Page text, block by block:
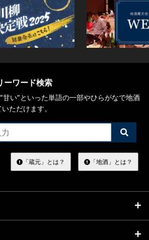
ーワード検索
甘い”といった単語の一部やひらがなで地酒
ただけます。
検
索
す
る
「蔵元」とは？ 「地酒」とは？